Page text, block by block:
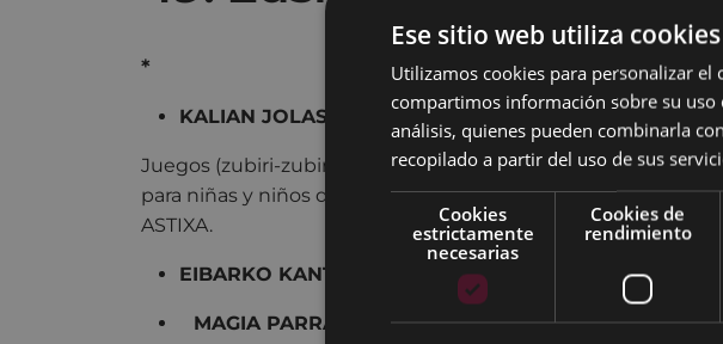
*
KALIAN JOLASIAN 17:00 - 19:00 .- Untzaga plaza.
Juegos (zubiri-zubiri, zapitxoan, sokakoak, txingorka,
para niñas y niños de 5, 6 y 7 años dinamizados por
ASTIXA.
EIBARKO KANTUZALEAK 19:30 - 22:00
MAGIA PARRASTAN23:00carpa de Untzaga
Ese sitio web utiliza cookies
Utilizamos cookies para personalizar
compartimos información sobre su
análisis, quienes pueden combinarla
recopilado a partir del uso de sus
Cookies
estrictamente
necesarias
Cookies de
rendimiento